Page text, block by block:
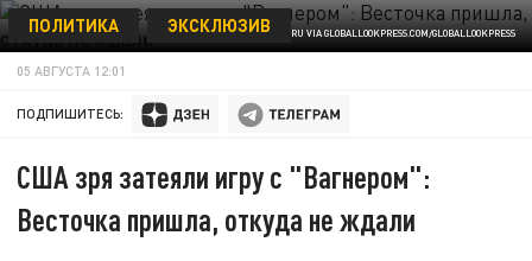
© KARBINOV ANATOLY NEWS.RU VIA GLOBALLOOKPRESS.COM/GLOBALLOOKPRESS
ПОЛИТИКА ЭКСКЛЮЗИВ
05 АВГУСТА 12:01
ПОДПИШИТЕСЬ:
США зря затеяли игру с "Вагнером":
Весточка пришла, откуда не ждали